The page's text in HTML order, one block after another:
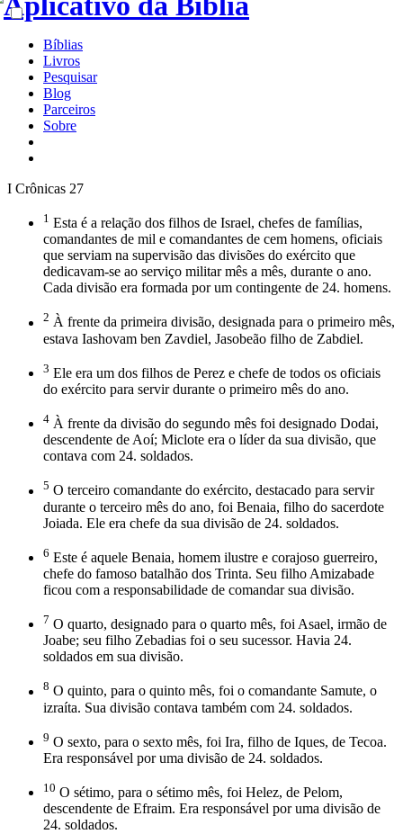
Bíblias
Livros
Pesquisar
Blog
Parceiros
Sobre
I Crônicas 27
1 Esta é a relação dos filhos de Israel, chefes de famílias,
comandantes de mil e comandantes de cem homens, oficiais
que serviam na supervisão das divisões do exército que
dedicavam-se ao serviço militar mês a mês, durante o ano.
Cada divisão era formada por um contingente de 24. homens.
2 À frente da primeira divisão, designada para o primeiro mês,
estava Iashovam ben Zavdiel, Jasobeão filho de Zabdiel.
3 Ele era um dos filhos de Perez e chefe de todos os oficiais
do exército para servir durante o primeiro mês do ano.
4 À frente da divisão do segundo mês foi designado Dodai,
descendente de Aoí; Miclote era o líder da sua divisão, que
contava com 24. soldados.
5 O terceiro comandante do exército, destacado para servir
durante o terceiro mês do ano, foi Benaia, filho do sacerdote
Joiada. Ele era chefe da sua divisão de 24. soldados.
6 Este é aquele Benaia, homem ilustre e corajoso guerreiro,
chefe do famoso batalhão dos Trinta. Seu filho Amizabade
ficou com a responsabilidade de comandar sua divisão.
7 O quarto, designado para o quarto mês, foi Asael, irmão de
Joabe; seu filho Zebadias foi o seu sucessor. Havia 24.
soldados em sua divisão.
8 O quinto, para o quinto mês, foi o comandante Samute, o
izraíta. Sua divisão contava também com 24. soldados.
9 O sexto, para o sexto mês, foi Ira, filho de Iques, de Tecoa.
Era responsável por uma divisão de 24. soldados.
10 O sétimo, para o sétimo mês, foi Helez, de Pelom,
descendente de Efraim. Era responsável por uma divisão de
24. soldados.